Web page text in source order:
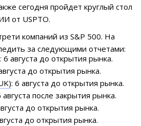
сегодня пройдет круглый стол
от USPTO.
компаний из S&P 500. На
за следующими отчетами:
: 6 августа до открытия рынка.
до открытия рынка.
: 6 августа до открытия рынка.
августа после закрытия рынка.
до открытия рынка.
до открытия рынка.